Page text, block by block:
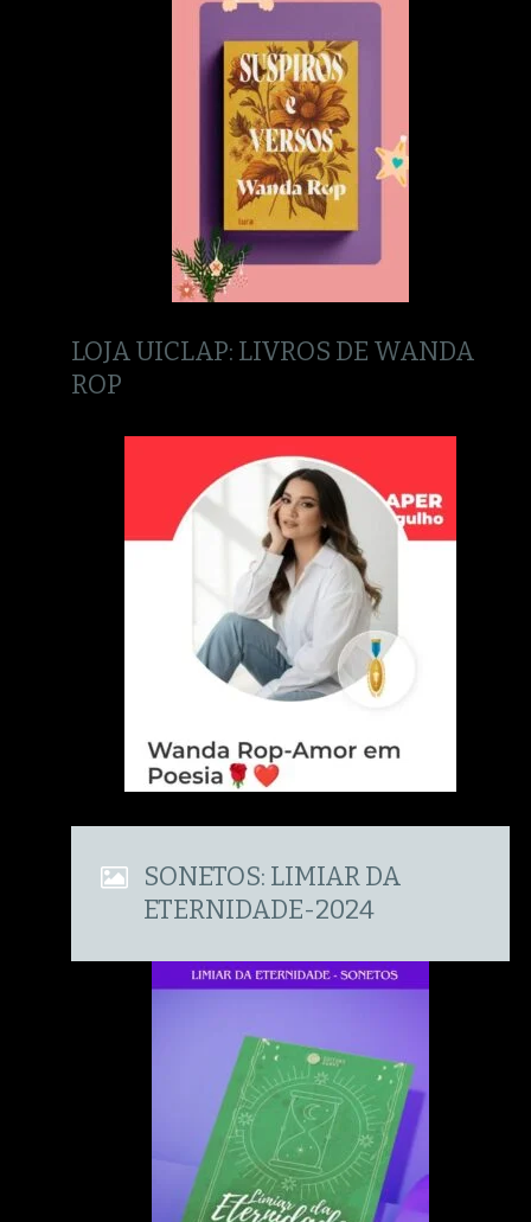
LOJA UICLAP: LIVROS DE WANDA
ROP
SONETOS: LIMIAR DA
ETERNIDADE-2024